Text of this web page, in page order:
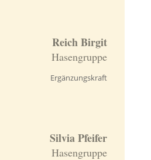
Reich Birgit
Hasengruppe
Ergänzungskraft
Silvia Pfeifer
Hasengruppe